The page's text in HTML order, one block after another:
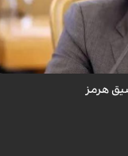
إيران لن تقبل بالتدخل
هرمز